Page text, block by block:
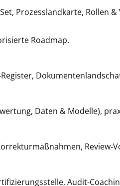
Prozesslandkarte, Rollen
Roadmap.
Daten & Modelle),